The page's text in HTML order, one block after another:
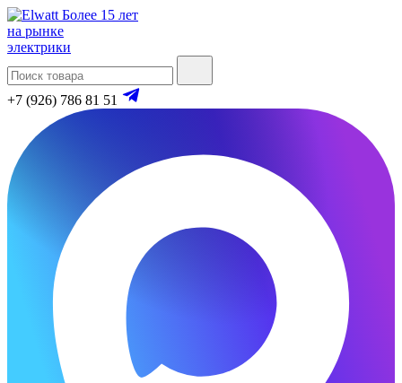
Более 15 лет
на рынке
электрики
+7 (926) 786 81 51